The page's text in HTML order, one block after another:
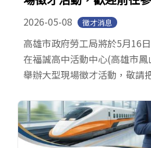
2026-05-08 徵才消息
高雄市政府勞工局將於5月16
在福誠高中活動中心(高雄市
舉辦大型現場徵才活動，敬請